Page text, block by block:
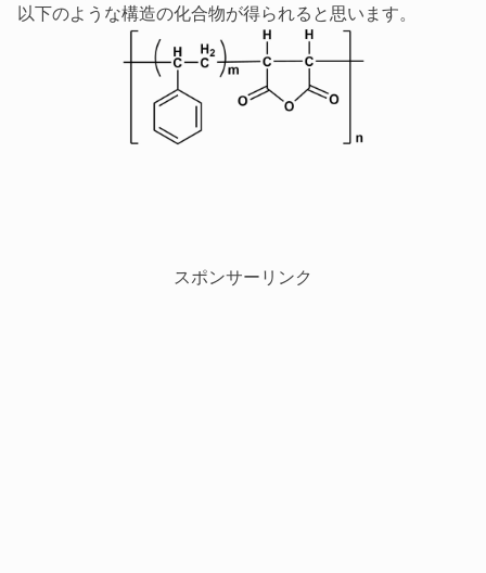
以下のような構造の化合物が得られると思います。
スポンサーリンク